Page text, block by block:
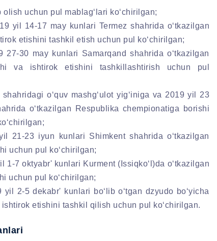
uchun pul mablag‘lari ko‘chirilgan;
yil 14-17 may kunlari Termez shahrida o‘tkazilgan
etishini tashkil etish uchun pul ko‘chirilgan;
30 may kunlari Samarqand shahrida o‘tkazilgan
va ishtirok etishini tashkillashtirish uchun pul
o‘quv mashg‘ulot yig‘iniga va 2019 yil 23
o‘tkazilgan Respublika chempionatiga borishi
21-23 iyun kunlari Shimkent shahrida o‘tkazilgan
uchun pul ko‘chirilgan;
7 oktyabr' kunlari Kurment (Issiqko‘l)da o‘tkazilgan
uchun pul ko‘chirilgan;
2-5 dekabr' kunlari bo‘lib o‘tgan dzyudo bo‘yicha
etishini tashkil qilish uchun pul ko‘chirilgan.